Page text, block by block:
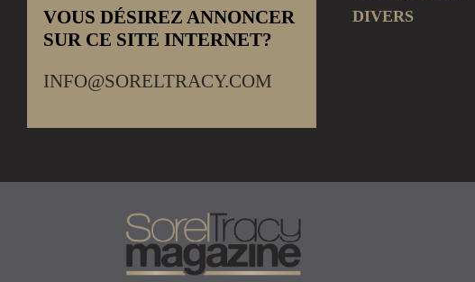
VOUS DÉSIREZ ANNONCER
SUR CE SITE INTERNET?
INFO@SORELTRACY.COM
DIVERS